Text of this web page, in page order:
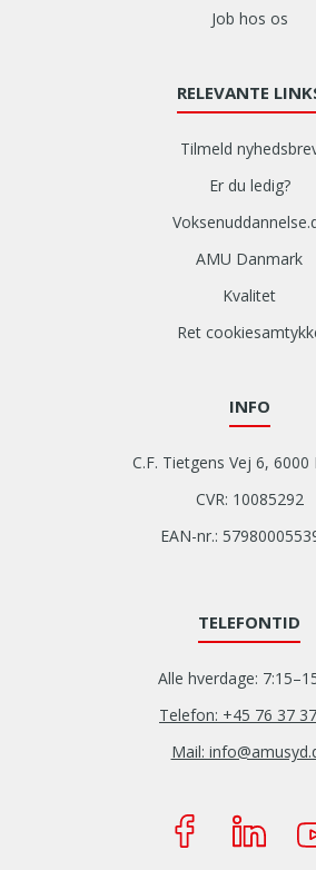
Job hos os
RELEVANTE
Tilmeld
Er du ledig?
AMU Danmark
Kvalitet
Ret
INFO
C.F. Tietgens Vej 6, 6000
CVR: 10085292
EAN-nr.:
TELEFONTID
Alle hverdage:
Telefon: +45 76 37
Mail: